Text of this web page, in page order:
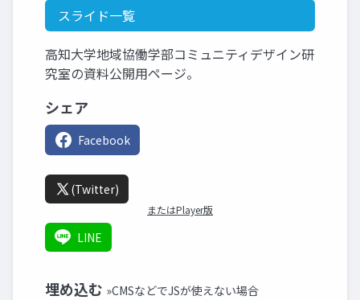
スライド一覧
高知大学地域協働学部コミュニティデザイン研
究室の資料公開用ページ。
シェア
Facebook
(Twitter)
またはPlayer版
LINE
埋め込む »CMSなどでJSが使えない場合